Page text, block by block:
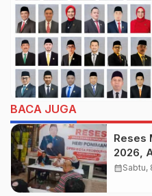
BACA JUGA
Reses
2026,
calendar_monthSabtu,